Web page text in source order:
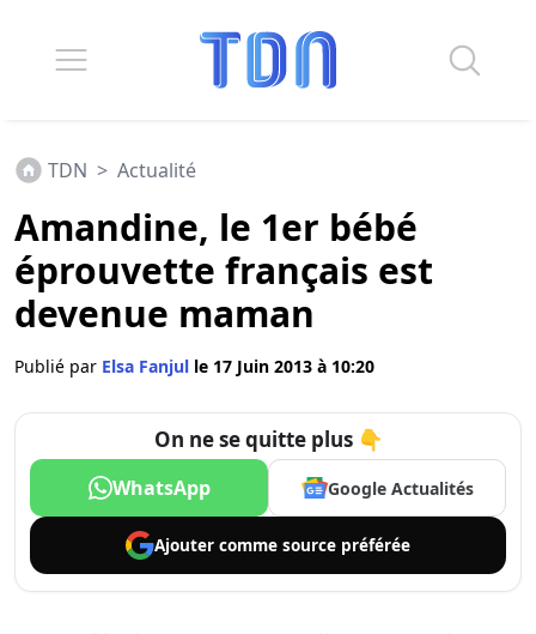
TDN > Actualité
Amandine, le 1er bébé
éprouvette français est
devenue maman
Publié par Elsa Fanjul le 17 Juin 2013 à 10:20
On ne se quitte plus 👇
WhatsApp Google Actualités
Ajouter comme source préférée